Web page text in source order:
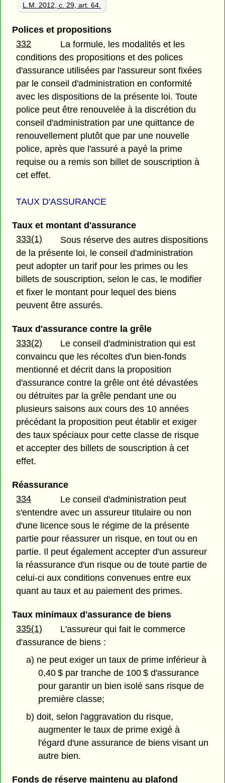
L.M. 2012, c. 29, art. 64.
Polices et propositions
332
La formule, les modalités et les
conditions des propositions et des polices
d'assurance utilisées par l'assureur sont fixées
par le conseil d'administration en conformité
avec les dispositions de la présente loi. Toute
police peut être renouvelée à la discrétion du
conseil d'administration par une quittance de
renouvellement plutôt que par une nouvelle
police, après que l'assuré a payé la prime
requise ou a remis son billet de souscription à
cet effet.
TAUX D'ASSURANCE
Taux et montant d'assurance
333(1)
Sous réserve des autres dispositions
de la présente loi, le conseil d'administration
peut adopter un tarif pour les primes ou les
billets de souscription, selon le cas, le modifier
et fixer le montant pour lequel des biens
peuvent être assurés.
Taux d'assurance contre la grêle
333(2)
Le conseil d'administration qui est
convaincu que les récoltes d'un bien-fonds
mentionné et décrit dans la proposition
d'assurance contre la grêle ont été dévastées
ou détruites par la grêle pendant une ou
plusieurs saisons aux cours des 10 années
précédant la proposition peut établir et exiger
des taux spéciaux pour cette classe de risque
et accepter des billets de souscription à cet
effet.
Réassurance
334
Le conseil d'administration peut
s'entendre avec un assureur titulaire ou non
d'une licence sous le régime de la présente
partie pour réassurer un risque, en tout ou en
partie. Il peut également accepter d'un assureur
la réassurance d'un risque ou de toute partie de
celui-ci aux conditions convenues entre eux
quant au taux et au paiement des primes.
Taux minimaux d'assurance de biens
335(1)
L'assureur qui fait le commerce
d'assurance de biens :
a) ne peut exiger un taux de prime inférieur à
0,40 $ par tranche de 100 $ d'assurance
pour garantir un bien isolé sans risque de
première classe;
b) doit, selon l'aggravation du risque,
augmenter le taux de prime exigé à
l'égard d'une assurance de biens visant un
autre bien.
Fonds de réserve maintenu au plafond